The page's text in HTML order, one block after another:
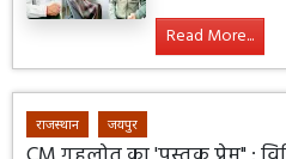
Read More...
राजस्थान जयपुर